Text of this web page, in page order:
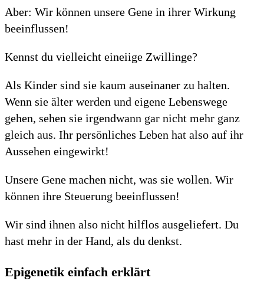
Aber: Wir können unsere Gene in ihrer Wirkung
beeinflussen!
Kennst du vielleicht eineiige Zwillinge?
Als Kinder sind sie kaum auseinaner zu halten.
Wenn sie älter werden und eigene Lebenswege
gehen, sehen sie irgendwann gar nicht mehr ganz
gleich aus. Ihr persönliches Leben hat also auf ihr
Aussehen eingewirkt!
Unsere Gene machen nicht, was sie wollen. Wir
können ihre Steuerung beeinflussen!
Wir sind ihnen also nicht hilflos ausgeliefert. Du
hast mehr in der Hand, als du denkst.
Epigenetik einfach erklärt